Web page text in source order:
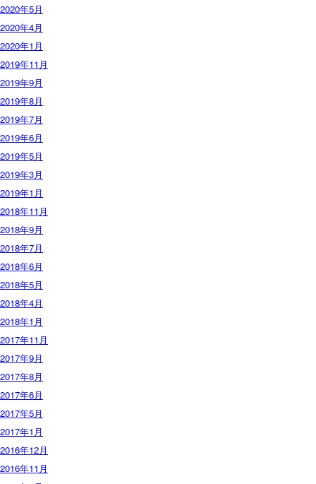
2020年5月
2020年4月
2020年1月
2019年11月
2019年9月
2019年8月
2019年7月
2019年6月
2019年5月
2019年3月
2019年1月
2018年11月
2018年9月
2018年7月
2018年6月
2018年5月
2018年4月
2018年1月
2017年11月
2017年9月
2017年8月
2017年6月
2017年5月
2017年1月
2016年12月
2016年11月